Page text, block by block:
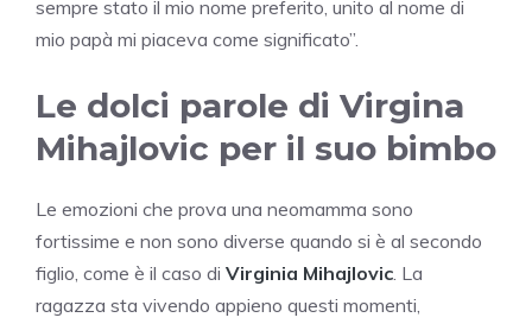
sempre stato il mio nome preferito, unito al nome di
mio papà mi piaceva come significato”.
Le dolci parole di Virgina
Mihajlovic per il suo bimbo
Le emozioni che prova una neomamma sono
fortissime e non sono diverse quando si è al secondo
figlio, come è il caso di Virginia Mihajlovic . La
ragazza sta vivendo appieno questi momenti,